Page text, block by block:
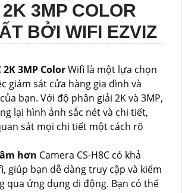
3MP COLOR
BỞI WIFI EZVIZ
2K 3MP ColorWifi là một lựa chọn
giám sát cửa hàng gia đình và
bạn. Với độ phân giải 2K và 3MP,
lại hình ảnh sắc nét và chi tiết,
sát mọi chi tiết một cách rõ
hơn Camera CS-H8C có khả
giúp bạn dễ dàng truy cập và kiểm
qua ứng dụng di động. Bạn có thể